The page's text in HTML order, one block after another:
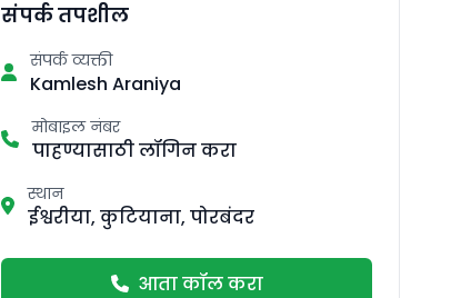
संपर्क तपशील
संपर्क व्यक्ती
Kamlesh Araniya
मोबाइल नंबर
पाहण्यासाठी लॉगिन करा
स्थान
ईश्वरीया, कुटियाना, पोरबंदर
आता कॉल करा